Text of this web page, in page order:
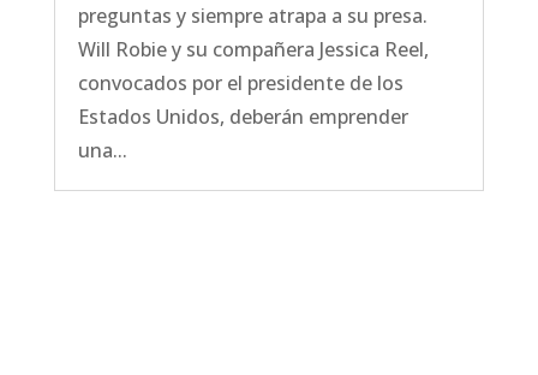
preguntas y siempre atrapa a su presa.
Will Robie y su compañera Jessica Reel,
convocados por el presidente de los
Estados Unidos, deberán emprender
una...